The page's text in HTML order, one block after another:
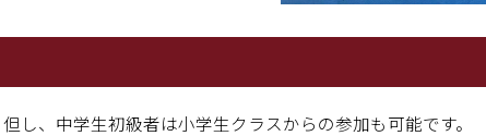
し、中学生初級者は小学生クラスからの参加も可能です。